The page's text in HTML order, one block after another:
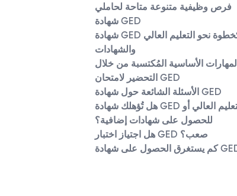
فرص وظيفية متنوعة متاحة لحاملي
شهادة GED
شهادة GED كخطوة نحو التعليم العالي
والشهادات
المهارات الأساسية المُكتسبة من خلال
التحضير لامتحان GED
الأسئلة الشائعة حول شهادة GED
هل تُؤهلك شهادة GED للتعليم العالي أو
للحصول على شهادات إضافية؟
هل اجتياز اختبار GED صعب؟